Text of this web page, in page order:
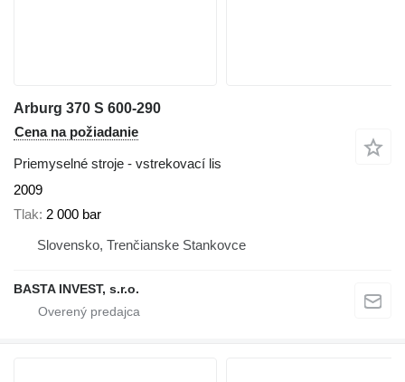
Arburg 370 S 600-290
Cena na požiadanie
Priemyselné stroje - vstrekovací lis
2009
Tlak 2 000 bar
Slovensko, Trenčianske Stankovce
BASTA INVEST, s.r.o.